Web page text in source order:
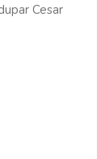
Cesar